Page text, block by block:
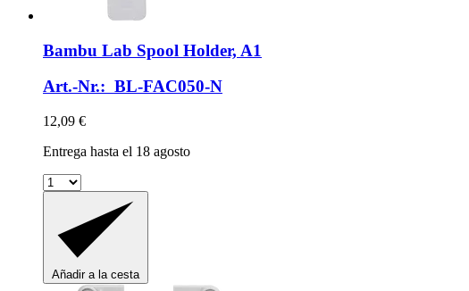
Bambu Lab Spool Holder, A1
Art.-Nr.: BL-FAC050-N
12,09 €
Entrega hasta el 18 agosto
Añadir a la cesta